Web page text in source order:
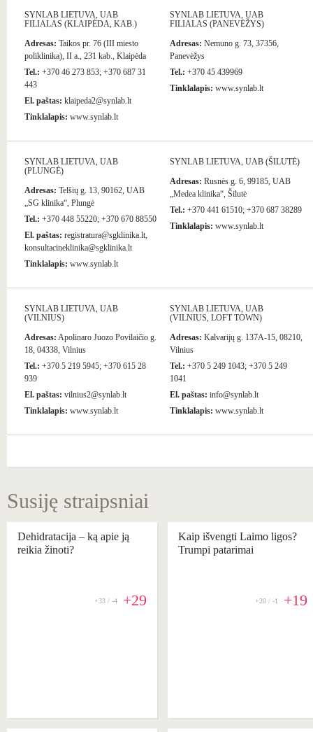
SYNLAB LIETUVA, UAB
FILIALAS (KLAIPĖDA, KAB.)
Adresas: Taikos pr. 76 (III miesto
poliklinika), II a., 231 kab., Klaipėda
Tel.: +370 46 273 853; +370 687 31
443
El. paštas: klaipeda2@synlab.lt
Tinklalapis: www.synlab.lt
SYNLAB LIETUVA, UAB
FILIALAS (PANEVĖŽYS)
Adresas: Nemuno g. 73, 37356,
Panevėžys
Tel.: +370 45 439969
Tinklalapis: www.synlab.lt
SYNLAB LIETUVA, UAB
(PLUNGĖ)
Adresas: Telšių g. 13, 90162, UAB
„SG klinika“, Plungė
Tel.: +370 448 55220; +370 670 88550
El. paštas: registratura@sgklinika.lt,
konsultacineklinika@sgklinika.lt
Tinklalapis: www.synlab.lt
SYNLAB LIETUVA, UAB (ŠILUTĖ)
Adresas: Rusnės g. 6, 99185, UAB
„Medea klinika“, Šilutė
Tel.: +370 441 61510; +370 687 38289
Tinklalapis: www.synlab.lt
SYNLAB LIETUVA, UAB
(VILNIUS)
Adresas: Apolinaro Juozo Povilaičio g.
18, 04338, Vilnius
Tel.: +370 5 219 5945; +370 615 28
939
El. paštas: vilnius2@synlab.lt
Tinklalapis: www.synlab.lt
SYNLAB LIETUVA, UAB
(VILNIUS, LOFT TOWN)
Adresas: Kalvarijų g. 137A-15, 08210,
Vilnius
Tel.: +370 5 249 1043; +370 5 249
1041
El. paštas: info@synlab.lt
Tinklalapis: www.synlab.lt
Susiję straipsniai
Dehidratacija – ką apie ją
reikia žinoti?
+33 / -4 +29
Kaip išvengti Laimo ligos?
Trumpi patarimai
+20 / -1 +19